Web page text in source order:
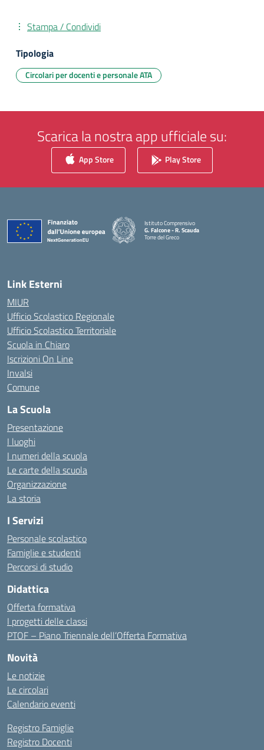
Stampa / Condividi
Tipologia
Circolari per docenti e personale ATA
Scarica la nostra app ufficiale su:
App Store Play Store
Istituto Comprensivo
G. Falcone - R. Scauda
Torre del Greco
Link Esterni
MIUR
Ufficio Scolastico Regionale
Ufficio Scolastico Territoriale
Scuola in Chiaro
Iscrizioni On Line
Invalsi
Comune
La Scuola
Presentazione
I luoghi
I numeri della scuola
Le carte della scuola
Organizzazione
La storia
I Servizi
Personale scolastico
Famiglie e studenti
Percorsi di studio
Didattica
Offerta formativa
I progetti delle classi
PTOF – Piano Triennale dell’Offerta Formativa
Novità
Le notizie
Le circolari
Calendario eventi
Registro Famiglie
Registro Docenti